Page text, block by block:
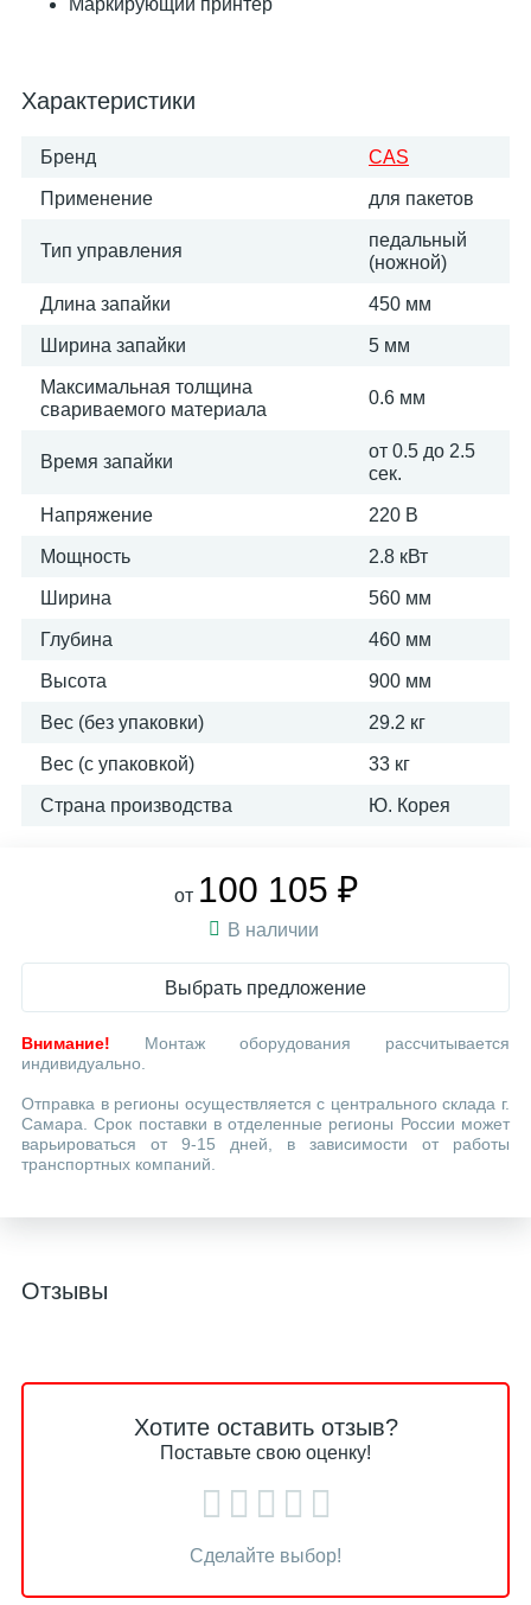
Маркирующий принтер
Характеристики
Бренд CAS
Применение для пакетов
Тип управления
педальный
(ножной)
Длина запайки 450 мм
Ширина запайки 5 мм
Максимальная толщина
свариваемого материала
0.6 мм
Время запайки
от 0.5 до 2.5
сек.
Напряжение 220 В
Мощность 2.8 кВт
Ширина 560 мм
Глубина 460 мм
Высота 900 мм
Вес (без упаковки) 29.2 кг
Вес (с упаковкой) 33 кг
Страна производства Ю. Корея
от 100 105 ₽
В наличии
Выбрать предложение
Внимание! Монтаж оборудования рассчитывается
индивидуально.
Отправка в регионы осуществляется с центрального склада г.
Самара. Срок поставки в отделенные регионы России может
варьироваться от 9-15 дней, в зависимости от работы
транспортных компаний.
Отзывы
Хотите оставить отзыв?
Поставьте свою оценку!
Сделайте выбор!